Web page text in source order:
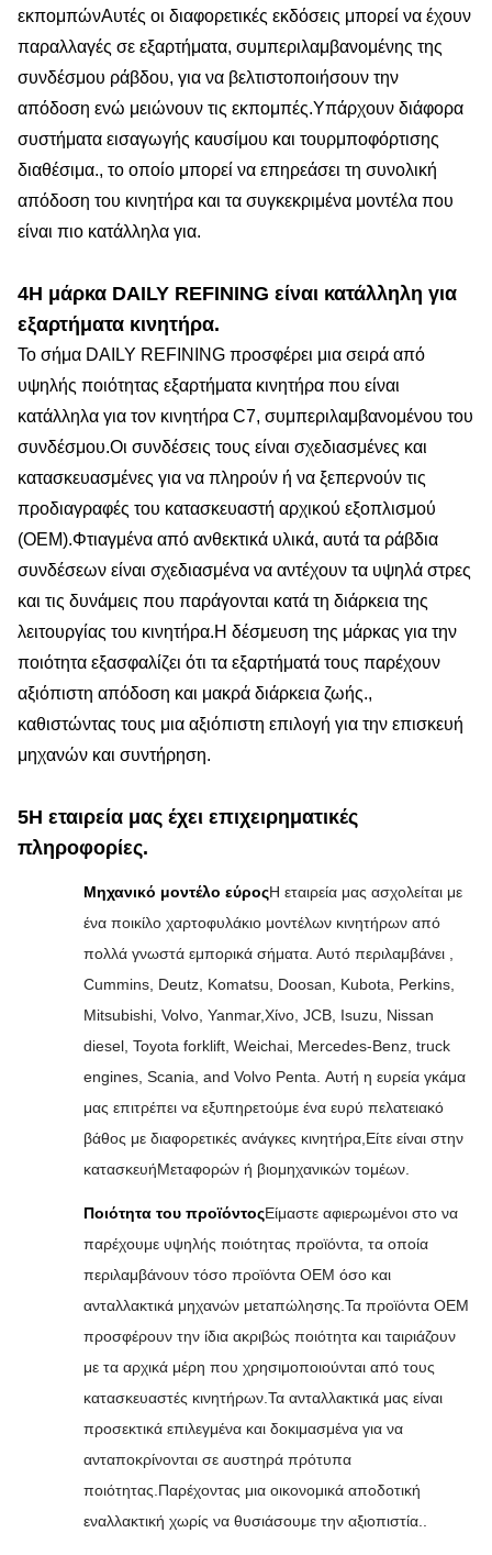
εκπομπώνΑυτές οι διαφορετικές εκδόσεις μπορεί να έχουν
παραλλαγές σε εξαρτήματα, συμπεριλαμβανομένης της
συνδέσμου ράβδου, για να βελτιστοποιήσουν την
απόδοση ενώ μειώνουν τις εκπομπές.Υπάρχουν διάφορα
συστήματα εισαγωγής καυσίμου και τουρμποφόρτισης
διαθέσιμα., το οποίο μπορεί να επηρεάσει τη συνολική
απόδοση του κινητήρα και τα συγκεκριμένα μοντέλα που
είναι πιο κατάλληλα για.
4Η μάρκα DAILY REFINING είναι κατάλληλη για
εξαρτήματα κινητήρα.
Το σήμα DAILY REFINING προσφέρει μια σειρά από
υψηλής ποιότητας εξαρτήματα κινητήρα που είναι
κατάλληλα για τον κινητήρα C7, συμπεριλαμβανομένου του
συνδέσμου.Οι συνδέσεις τους είναι σχεδιασμένες και
κατασκευασμένες για να πληρούν ή να ξεπερνούν τις
προδιαγραφές του κατασκευαστή αρχικού εξοπλισμού
(OEM).Φτιαγμένα από ανθεκτικά υλικά, αυτά τα ράβδια
συνδέσεων είναι σχεδιασμένα να αντέχουν τα υψηλά στρες
και τις δυνάμεις που παράγονται κατά τη διάρκεια της
λειτουργίας του κινητήρα.Η δέσμευση της μάρκας για την
ποιότητα εξασφαλίζει ότι τα εξαρτήματά τους παρέχουν
αξιόπιστη απόδοση και μακρά διάρκεια ζωής.,
καθιστώντας τους μια αξιόπιστη επιλογή για την επισκευή
μηχανών και συντήρηση.
5Η εταιρεία μας έχει επιχειρηματικές
πληροφορίες.
Μηχανικό μοντέλο εύροςΗ εταιρεία μας ασχολείται με
ένα ποικίλο χαρτοφυλάκιο μοντέλων κινητήρων από
πολλά γνωστά εμπορικά σήματα. Αυτό περιλαμβάνει ,
Cummins, Deutz, Komatsu, Doosan, Kubota, Perkins,
Mitsubishi, Volvo, Yanmar,Χίνο, JCB, Isuzu, Nissan
diesel, Toyota forklift, Weichai, Mercedes-Benz, truck
engines, Scania, and Volvo Penta. Αυτή η ευρεία γκάμα
μας επιτρέπει να εξυπηρετούμε ένα ευρύ πελατειακό
βάθος με διαφορετικές ανάγκες κινητήρα,Είτε είναι στην
κατασκευήΜεταφορών ή βιομηχανικών τομέων.
Ποιότητα του προϊόντοςΕίμαστε αφιερωμένοι στο να
παρέχουμε υψηλής ποιότητας προϊόντα, τα οποία
περιλαμβάνουν τόσο προϊόντα OEM όσο και
ανταλλακτικά μηχανών μεταπώλησης.Τα προϊόντα OEM
προσφέρουν την ίδια ακριβώς ποιότητα και ταιριάζουν
με τα αρχικά μέρη που χρησιμοποιούνται από τους
κατασκευαστές κινητήρων.Τα ανταλλακτικά μας είναι
προσεκτικά επιλεγμένα και δοκιμασμένα για να
ανταποκρίνονται σε αυστηρά πρότυπα
ποιότητας.Παρέχοντας μια οικονομικά αποδοτική
εναλλακτική χωρίς να θυσιάσουμε την αξιοπιστία..